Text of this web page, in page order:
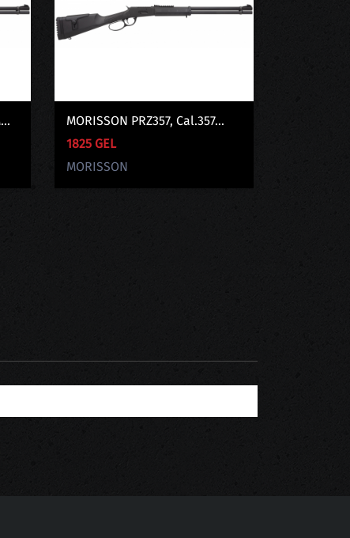
MORISSON PRZ357, Cal.357...
1825 GEL
MORISSON